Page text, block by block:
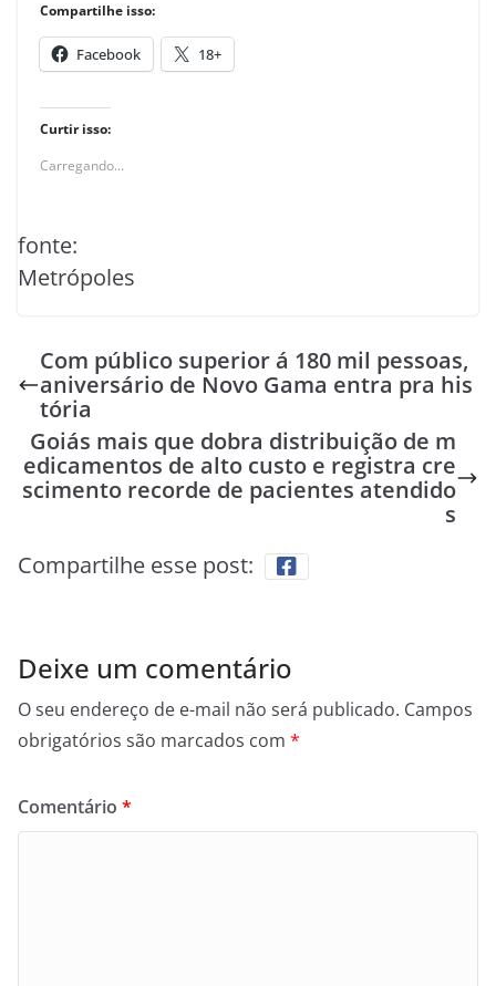
Compartilhe isso:
Facebook 18+
Curtir isso:
Carregando...
fonte:
Metrópoles
Com público superior á 180 mil pessoas,
aniversário de Novo Gama entra pra his
tória
Goiás mais que dobra distribuição de m
edicamentos de alto custo e registra cre
scimento recorde de pacientes atendido
s
Compartilhe esse post:
Deixe um comentário
O seu endereço de e-mail não será publicado. Campos
obrigatórios são marcados com *
Comentário *